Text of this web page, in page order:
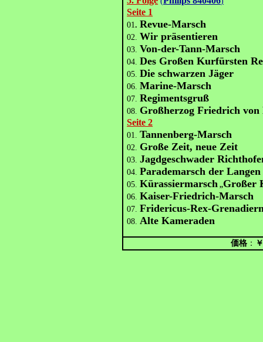
Seite 1
01.Revue-Marsch
02. Wir präsentieren
03. Von-der-Tann-Marsch
04.Des Großen Kurfürsten
05.Die schwarzen Jäger
06.Marine-Marsch
07.Regimentsgruß
08. Großherzog Friedrich von
Seite 2
01.Tannenberg-Marsch
02. Große Zeit, neue Zeit
03.Jagdgeschwader
04.Parademarsch der
05.Kürassiermarsch ,,Großer
06.Kaiser-Friedrich-Marsch
07.Fridericus-Rex-
08. Alte Kameraden
価格 ：